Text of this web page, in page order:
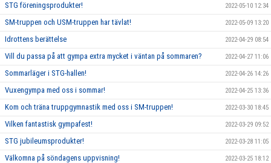
STG föreningsprodukter! 2022-05-10 12:34
SM-truppen och USM-truppen har tävlat! 2022-05-09 13:20
Idrottens berättelse 2022-04-29 08:54
Vill du passa på att gympa extra mycket i väntan på sommaren? 2022-04-27 11:06
Sommarläger i STG-hallen! 2022-04-26 14:26
Vuxengympa med oss i sommar! 2022-04-25 13:36
Kom och träna truppgymnastik med oss i SM-truppen! 2022-03-30 18:45
Vilken fantastisk gympafest! 2022-03-29 09:52
STG jubileumsprodukter! 2022-03-28 11:05
Välkomna på söndagens uppvisning! 2022-03-25 18:12